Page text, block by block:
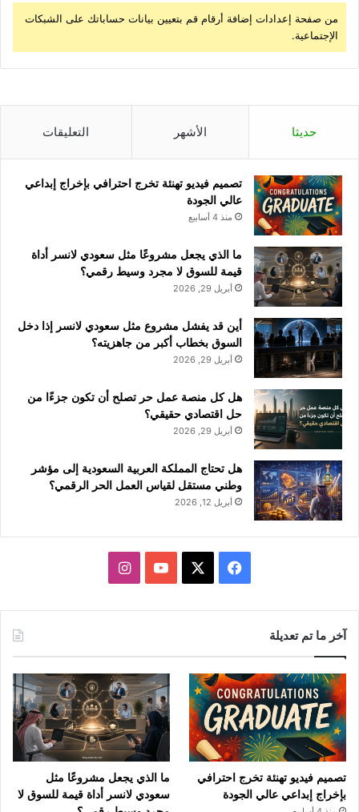
من صفحة إعدادات إضافة أرقام قم بتعيين بيانات حساباتك على الشبكات
الإجتماعية.
حديثا الأشهر التعليقات
تصميم فيديو تهنئة تخرج احترافي بإخراج إبداعي
عالي الجودة
منذ 4 أسابيع
ما الذي يجعل مشروعًا مثل سعودي لانسر أداة
قيمة للسوق لا مجرد وسيط رقمي؟
أبريل 29, 2026
أين قد يفشل مشروع مثل سعودي لانسر إذا دخل
السوق بخطاب أكبر من جاهزيته؟
أبريل 29, 2026
هل كل منصة عمل حر تصلح أن تكون جزءًا من
حل اقتصادي حقيقي؟
أبريل 29, 2026
هل تحتاج المملكة العربية السعودية إلى مؤشر
وطني مستقل لقياس العمل الحر الرقمي؟
أبريل 12, 2026
فيسبوك ‫YouTubeانستقرام
آخر ما تم تعديلة
تصميم فيديو تهنئة تخرج احترافي
بإخراج إبداعي عالي الجودة
ما الذي يجعل مشروعًا مثل
سعودي لانسر أداة قيمة للسوق لا